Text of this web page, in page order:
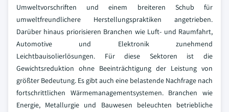
Umweltvorschriften und einem breiteren Schub für
umweltfreundlichere Herstellungspraktiken angetrieben.
Darüber hinaus priorisieren Branchen wie Luft- und Raumfahrt,
Automotive und Elektronik zunehmend
Leichtbauisolierlösungen. Für diese Sektoren ist die
Gewichtsreduktion ohne Beeinträchtigung der Leistung von
größter Bedeutung. Es gibt auch eine belastende Nachfrage nach
fortschrittlichen Wärmemanagementsystemen. Branchen wie
Energie, Metallurgie und Bauwesen beleuchten betriebliche